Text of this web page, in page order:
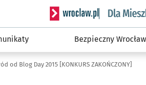
Serwis informacyjny
Bezpieczny Wrocław
od Blog Day 2015 [KONKURS ZAKOŃCZONY]